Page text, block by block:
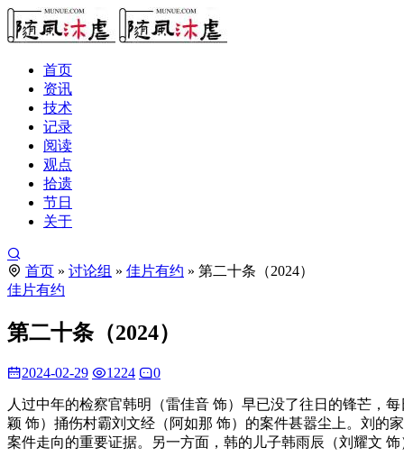
首页
资讯
技术
记录
阅读
观点
拾遗
节日
关于
首页 » 讨论组 » 佳片有约 » 第二十条（2024）
佳片有约
第二十条（2024）
2024-02-29 1224 0
人过中年的检察官韩明（雷佳音 饰）早已没了往日的锋芒，
颖 饰）捅伤村霸刘文经（阿如那 饰）的案件甚嚣尘上。刘
案件走向的重要证据。另一方面，韩的儿子韩雨辰（刘耀文